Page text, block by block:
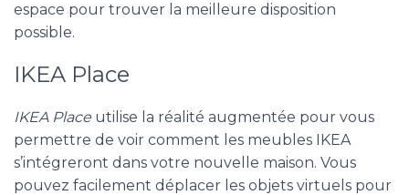
espace pour trouver la meilleure disposition
possible.
IKEA Place
IKEA Place utilise la réalité augmentée pour vous
permettre de voir comment les meubles IKEA
s’intégreront dans votre nouvelle maison. Vous
pouvez facilement déplacer les objets virtuels pour